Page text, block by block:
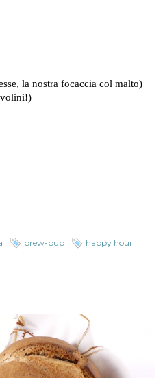
la nostra focaccia col malto)
brew-pub
happy hour